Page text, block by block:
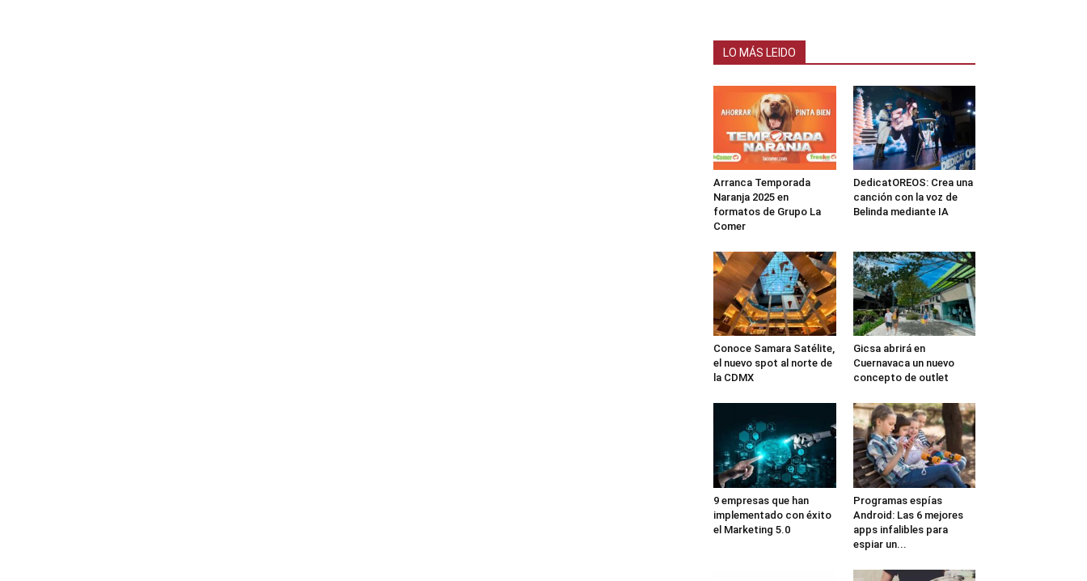
LO MÁS LEIDO
Arranca Temporada
Naranja 2025 en
formatos de Grupo La
Comer
DedicatOREOS: Crea una
canción con la voz de
Belinda mediante IA
Conoce Samara Satélite,
el nuevo spot al norte de
la CDMX
Gicsa abrirá en
Cuernavaca un nuevo
concepto de outlet
9 empresas que han
implementado con éxito
el Marketing 5.0
Programas espías
Android: Las 6 mejores
apps infalibles para
espiar un...